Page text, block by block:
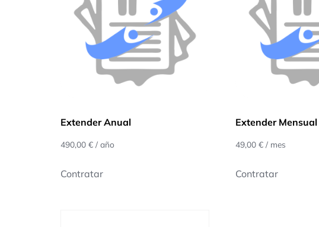
Extender Anual
490,00 € / año
Contratar
Extender Mensual
49,00 € / mes
Contratar